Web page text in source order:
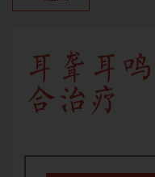
耳聋耳
合治疗